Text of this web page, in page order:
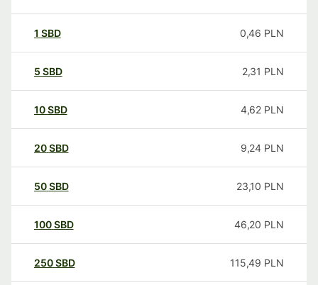
1 SBD 0,46 PLN
5 SBD 2,31 PLN
10SBD 4,62 PLN
20SBD 9,24 PLN
50SBD 23,10 PLN
100SBD 46,20 PLN
250SBD 115,49 PLN